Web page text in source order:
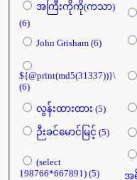
အကြီးကိုကို(ကသာ)
(6)
John Grisham (6)
${@print(md5(31337))}\
(6)
လွန်းထားထား (5)
ဉီးခင်မောင်မြင့် (5)
(select
198766*667891) (5)